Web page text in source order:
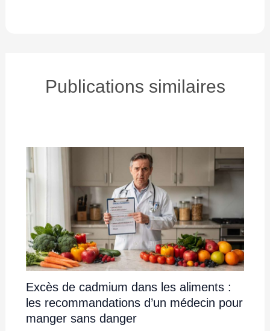
Publications similaires
Excès de cadmium dans les aliments :
les recommandations d’un médecin pour
manger sans danger